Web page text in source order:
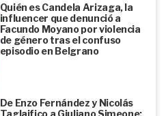
Quién es Candela Arizaga, la
influencer que denunció a
Facundo Moyano por violencia
de género tras el confuso
episodio en Belgrano
De Enzo Fernández y Nicolás
Taglaifico a Giuliano Simeone: